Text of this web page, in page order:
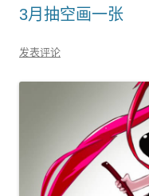
3月抽空画一张
发表评论